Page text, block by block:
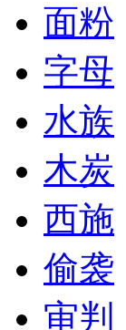
面粉
字母
水族
木炭
西施
偷袭
审判